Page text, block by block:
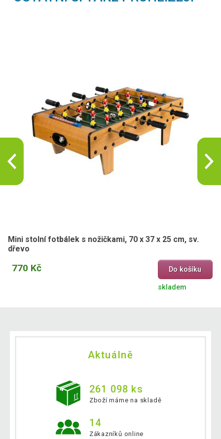
Mini stolní fotbálek s nožičkami, 70 x 37 x 25 cm, sv.
dřevo
770 Kč Do košíku
skladem
Aktuálně
261 098 ks
Zboží máme na skladě
14
Zákazníků online